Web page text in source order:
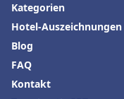
Kategorien
Hotel-Auszeichnungen
Blog
FAQ
Kontakt